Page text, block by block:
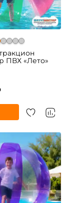
ПВХ «Лето»